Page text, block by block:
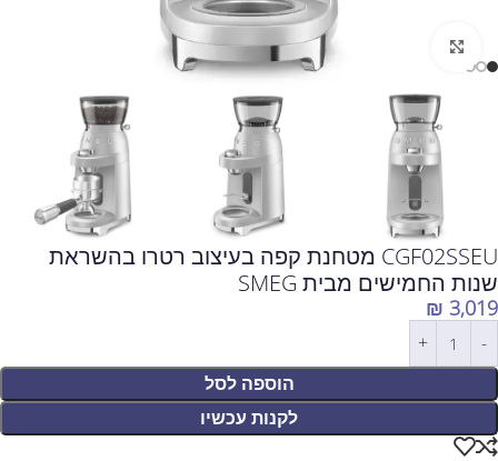
CGF02SSEU מטחנת קפה בעיצוב רטרו בהשראת
שנות החמישים מבית SMEG
₪ 3,019
הוספה לסל
לקנות עכשיו